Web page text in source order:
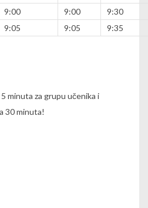
9:00 9:00
9:30
9:05 9:05 9:35
minuta za grupu učenika i
30 minuta!